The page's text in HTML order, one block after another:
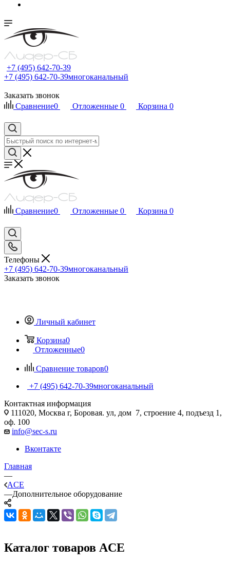
+7 (495) 642-70-39
+7 (495) 642-70-39многоканальный
Заказать звонок
Сравнение0 Отложенные 0 Корзина 0
Сравнение0 Отложенные 0 Корзина 0
Телефоны
+7 (495) 642-70-39многоканальный
Заказать звонок
Личный кабинет
Корзина0
Отложенные0
Сравнение товаров0
+7 (495) 642-70-39многоканальный
Контактная информация
111020, Москва г, Боровая. ул, дом 7, строение 4, подъезд 1,
оф. 100
info@sec-s.ru
Вконтакте
Главная
—
ACE
—Дополнительное оборудование
Каталог товаров ACE